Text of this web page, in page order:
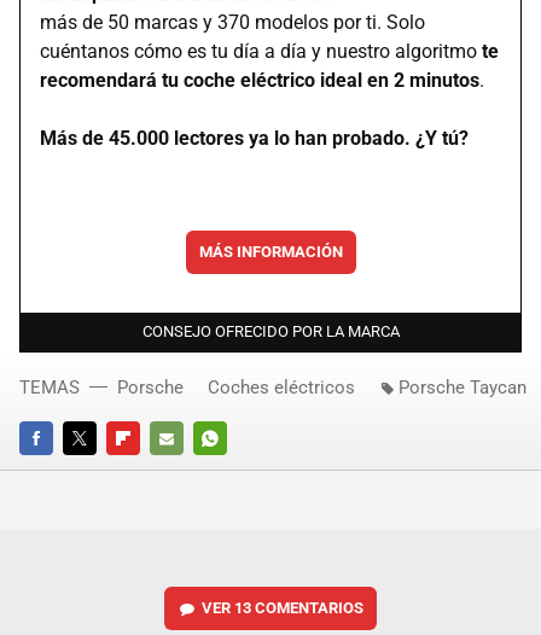
más de 50 marcas y 370 modelos por ti. Solo
cuéntanos cómo es tu día a día y nuestro algoritmo te
recomendará tu coche eléctrico ideal en 2 minutos.
Más de 45.000 lectores ya lo han probado. ¿Y tú?
MÁS INFORMACIÓN
CONSEJO OFRECIDO POR LA MARCA
FACEBOOKTWITTERFLIPBOARD
E-
WHATSAPP
TEMAS Porsche Coches eléctricos Porsche Taycan
VER 13 COMENTARIOS